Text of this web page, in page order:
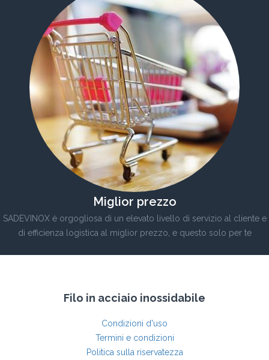
Miglior prezzo
SADEVINOX è orgogliosa di un elevato livello di servizio al cliente e
di efficienza logistica al miglior prezzo, e questo solo per te
Filo in acciaio inossidabile
Condizioni d'uso
Termini e condizioni
Politica sulla riservatezza